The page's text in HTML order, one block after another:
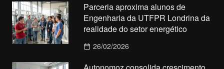
Parceria aproxima alunos de
Engenharia da UTFPR Londrina da
realidade do setor energético
26/02/2026